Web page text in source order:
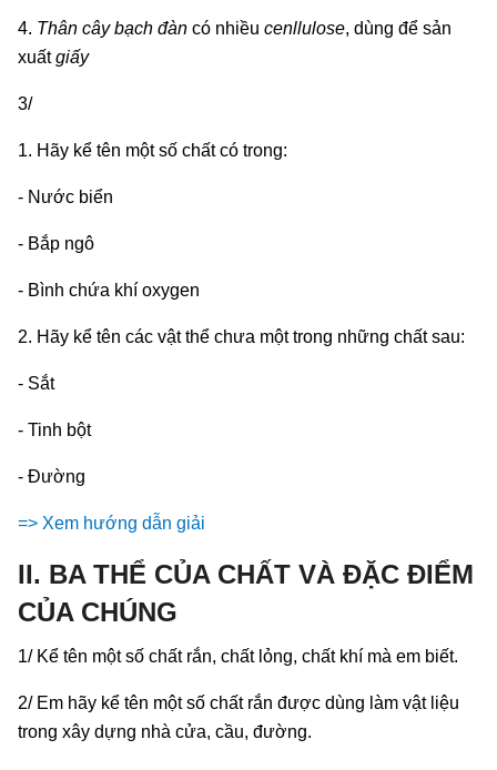
4. Thân cây bạch đàn có nhiều cenllulose, dùng để sản
xuấtgiấy
3/
1. Hãy kể tên một số chất có trong:
- Nước biển
- Bắp ngô
- Bình chứa khí oxygen
2. Hãy kể tên các vật thể chưa một trong những chất sau:
- Sắt
- Tinh bột
- Đường
=> Xem hướng dẫn giải
II. BA THỂ CỦA CHẤT VÀ ĐẶC ĐIỂM
CỦA CHÚNG
1/ Kể tên một số chất rắn, chất lỏng, chất khí mà em biết.
2/ Em hãy kể tên một số chất rắn được dùng làm vật liệu
trong xây dựng nhà cửa, cầu, đường.